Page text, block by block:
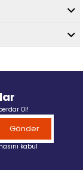
Ol!
Gönder
kabul